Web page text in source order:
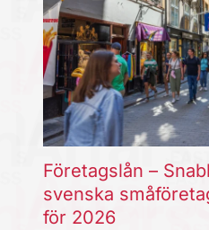
Företagslån –
svenska
för 2026